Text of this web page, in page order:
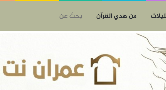
من هدي القرآن